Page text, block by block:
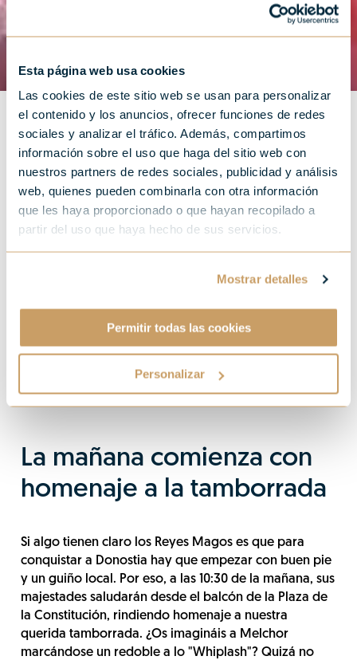
Esta página web usa cookies
Las cookies de este sitio web se usan para personalizar
el contenido y los anuncios, ofrecer funciones de redes
sociales y analizar el tráfico. Además, compartimos
información sobre el uso que haga del sitio web con
nuestros partners de redes sociales, publicidad y análisis
web, quienes pueden combinarla con otra información
que les haya proporcionado o que hayan recopilado a
partir del uso que haya hecho de sus servicios.
Mostrar detalles
Permitir todas las cookies
Personalizar
La mañana comienza con
homenaje a la tamborrada
Si algo tienen claro los Reyes Magos es que para
conquistar a Donostia hay que empezar con buen pie
y un guiño local. Por eso, a las 10:30 de la mañana, sus
majestades saludarán desde el balcón de la Plaza de
la Constitución, rindiendo homenaje a nuestra
querida tamborrada. ¿Os imagináis a Melchor
marcándose un redoble a lo "Whiplash"? Quizá no